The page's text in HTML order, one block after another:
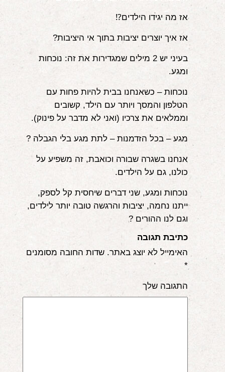
אז מה יגידו הילדים⁉️
אז איך יוצרים יציבות בתוך אי היציבות?
בעיני יש 2 מילים שמגדירות את זה: נוכחות
ומגע.
נוכחות – כשאנחנו בבית להיות פחות עם
הטלפון והמסך ויותר עם הילד, קשובים
וממלאים את צרכיו (ואני לא מדבר על פינוק).
מגע – בכל הזדמנות – לתת מגע בלי הגבלה ?
אנחנו בשגרה שבורה וכואבת, זה משפיע על
כולנו, גם על הילדים.
נוכחות ומגע, שני דברים שיחסית קל לספק,
ייתנו נחמה, יציבות והרגשה טובה יותר לילדים,
וגם לנו ההורים ?
כתיבת תגובה
האימייל לא יוצג באתר. שדות החובה מסומנים
*
התגובה שלך